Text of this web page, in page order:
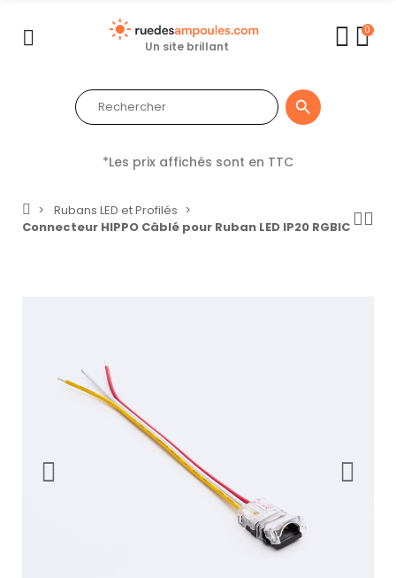
Un site brillant
0

*Les prix affichés sont en TTC
Rubans LED et Profilés
Connecteur HIPPO Câblé pour Ruban LED IP20 RGBIC